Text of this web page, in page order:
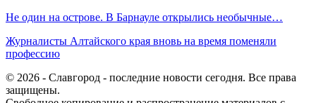
Не один на острове. В Барнауле открылись необычные…
Журналисты Алтайского края вновь на время поменяли
профессию
© 2026 - Славгород - последние новости сегодня. Все права
защищены.